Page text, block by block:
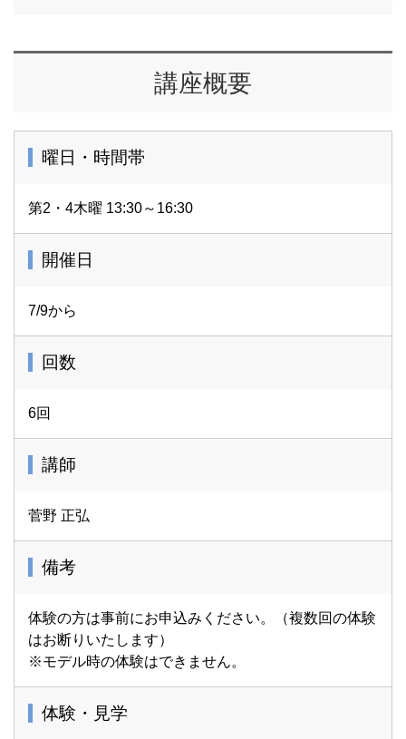
講座概要
曜日・時間帯
第2・4木曜 13:30～16:30
開催日
7/9から
回数
6回
講師
菅野 正弘
備考
体験の方は事前にお申込みください。（複数回の体験
はお断りいたします）
※モデル時の体験はできません。
体験・見学